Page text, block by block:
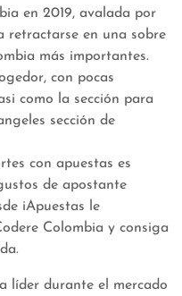
en 2019, avalada por
retractarse en una sobre
más importantes.
con pocas
como la sección para
sección de
con apuestas es
de apostante
iApuestas le
Colombia y consiga
líder durante el mercado